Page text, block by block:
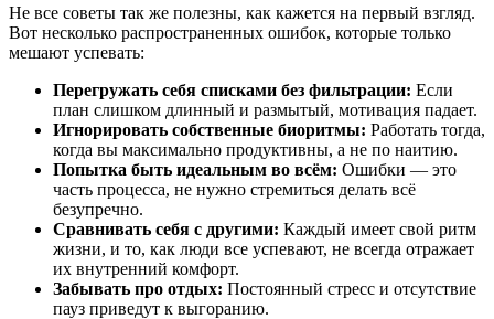
Не все советы так же полезны, как кажется на первый взгляд.
Вот несколько распространенных ошибок, которые только
мешают успевать:
Перегружать себя списками без фильтрации: Если
план слишком длинный и размытый, мотивация падает.
Игнорировать собственные биоритмы: Работать тогда,
когда вы максимально продуктивны, а не по наитию.
Попытка быть идеальным во всём: Ошибки — это
часть процесса, не нужно стремиться делать всё
безупречно.
Сравнивать себя с другими: Каждый имеет свой ритм
жизни, и то, как люди все успевают, не всегда отражает
их внутренний комфорт.
Забывать про отдых: Постоянный стресс и отсутствие
пауз приведут к выгоранию.